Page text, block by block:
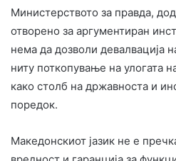
Министерството за правда,
отворено за аргументиран
нема да дозволи девалвација
ниту поткопување на улогата
како столб на државноста и
поредок.
Македонскиот јазик не е